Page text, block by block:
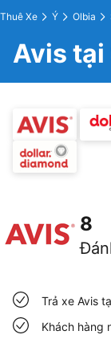
Thuê Xe Ý Olbia
Avis tại
8
Trả xe Avis
Khách hàng